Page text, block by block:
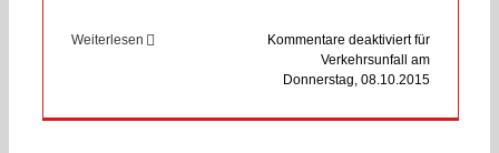
Weiterlesen Kommentare deaktiviertfür
Verkehrsunfall am
Donnerstag, 08.10.2015